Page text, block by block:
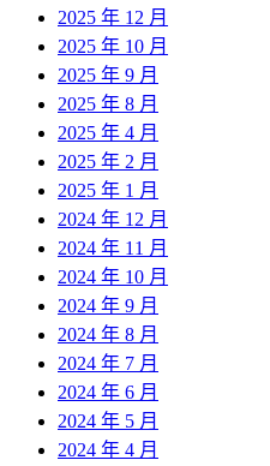
2025 年 12 月
2025 年 10 月
2025 年 9 月
2025 年 8 月
2025 年 4 月
2025 年 2 月
2025 年 1 月
2024 年 12 月
2024 年 11 月
2024 年 10 月
2024 年 9 月
2024 年 8 月
2024 年 7 月
2024 年 6 月
2024 年 5 月
2024 年 4 月